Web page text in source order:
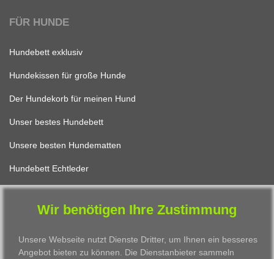
FÜR HUNDE
Hundebett exklusiv
Hundekissen für große Hunde
Der Hundekorb für meinen Hund
Unser bestes Hundebett
Unsere besten Hundematten
Hundebett Echtleder
FÜR KATZEN
Katzenbett Design
Wir benötigen Ihre Zustimmung
Unsere Webseite nutzt Dienste Dritter, um Ihnen ein besseres
Angebot bieten zu können. Die Dienstanbieter sammeln